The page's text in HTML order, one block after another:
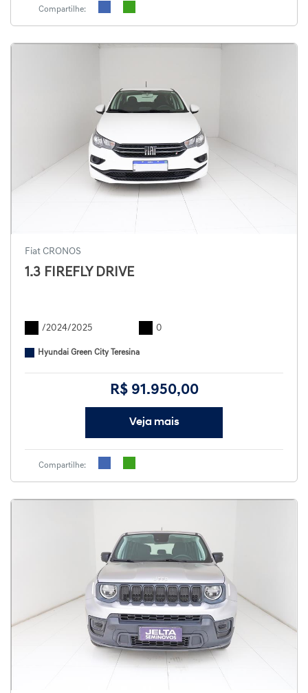
Compartilhe:
Fiat CRONOS
1.3 FIREFLY DRIVE
/2024/2025 0
Hyundai Green City Teresina
R$ 91.950,00
Veja mais
Compartilhe: